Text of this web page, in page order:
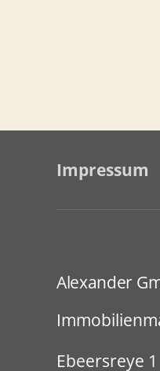
Impressum
Alexander
Ebeersreye 1